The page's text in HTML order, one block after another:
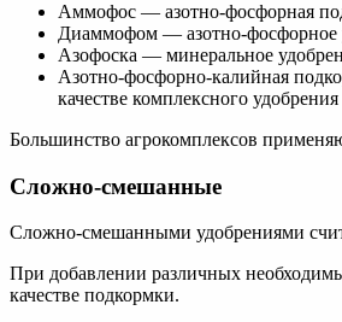
Аммофос — азотно-фосфорная
Диаммофом — азотно-фосфорное
Азофоска — минеральное
Азотно-фосфорно-калийная
качестве комплексного
Большинство агрокомплексов
Сложно-смешанные
Сложно-смешанными удобрениями
При добавлении различных
качестве подкормки.